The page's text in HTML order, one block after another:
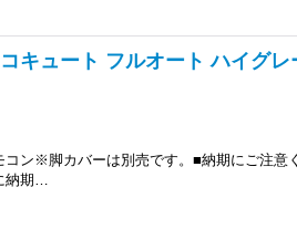
キュート フルオート ハイグ
ン※脚カバーは別売です。■納期にご注意
納期…